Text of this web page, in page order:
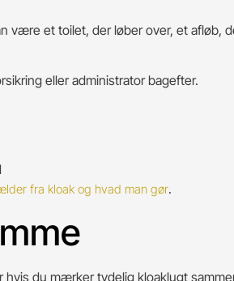
et toilet, der løber over, et afløb,
eller administrator bagefter.
fra kloak og hvad man gør.
du mærker tydelig kloaklugt